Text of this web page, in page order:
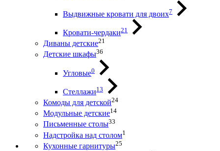
Выдвижные кровати для двоих7
Кровати-чердаки21
Диваны детские21
Детские шкафы36
Угловые0
Стеллажи13
Комоды для детской24
Модульные детские14
Письменные столы33
Надстройка над столом1
Кухонные гарнитуры25